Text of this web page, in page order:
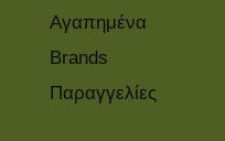
Αγαπημένα
Brands
Παραγγελίες